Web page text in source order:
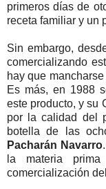
primeros días de
receta familiar y un
Sin embargo,
comercializando
hay que
Es más, en 1988
este producto, y su
por la calidad del
botella de las
Pacharán Navarro
la materia
comercialización